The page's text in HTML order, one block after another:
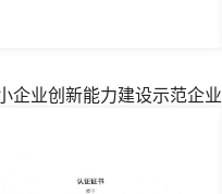
企业创新能力建设示范企业